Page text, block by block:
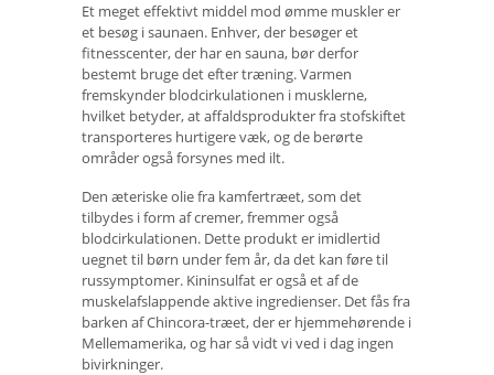
Et meget effektivt middel mod ømme muskler er
et besøg i saunaen. Enhver, der besøger et
fitnesscenter, der har en sauna, bør derfor
bestemt bruge det efter træning. Varmen
fremskynder blodcirkulationen i musklerne,
hvilket betyder, at affaldsprodukter fra stofskiftet
transporteres hurtigere væk, og de berørte
områder også forsynes med ilt.
Den æteriske olie fra kamfertræet, som det
tilbydes i form af cremer, fremmer også
blodcirkulationen. Dette produkt er imidlertid
uegnet til børn under fem år, da det kan føre til
russymptomer. Kininsulfat er også et af de
muskelafslappende aktive ingredienser. Det fås fra
barken af ​​Chincora-træet, der er hjemmehørende i
Mellemamerika, og har så vidt vi ved i dag ingen
bivirkninger.